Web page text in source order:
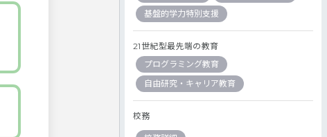
基盤的学力特別支援
21世紀型最先端の教育
プログラミング教育
自由研究・キャリア教育
校務